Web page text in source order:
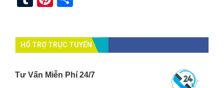
HỔ TRỢ TRỰC TUYẾN
Tư Vấn Miễn Phí 24/7